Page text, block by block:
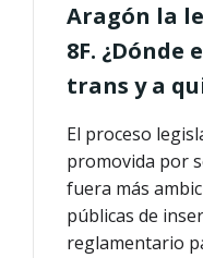
Aragón la
8F.
trans y a
El proceso
promovida por
fuera más
públicas de
reglamentario